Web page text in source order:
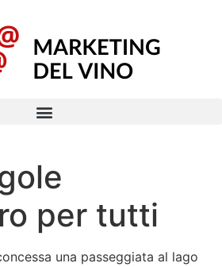
per tutti
una passeggiata al lago